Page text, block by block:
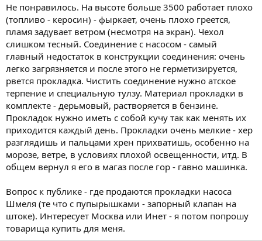
Не понравилось. На высоте больше 3500 работает плохо
(топливо - керосин) - фыркает, очень плохо греется,
пламя задувает ветром (несмотря на экран). Чехол
слишком тесный. Соединение с насосом - самый
главный недостаток в конструкции соединения: очень
легко загрязняется и после этого не герметизируется,
рвется прокладка. Чистить соединение нужно атское
терпение и специальную тулзу. Материал прокладки в
комплекте - дерьмовый, растворяется в бензине.
Прокладок нужно иметь с собой кучу так как менять их
приходится каждый день. Прокладки очень мелкие - хер
разглядишь и пальцами хрен прихватишь, особенно на
морозе, ветре, в условиях плохой освещенности, итд. В
общем вернул я его в магаз после гор - гавно машинка.
Вопрос к публике - где продаются прокладки насоса
Шмеля (те что с пупырышками - запорный клапан на
штоке). Интересует Москва или Инет - я потом попрошу
товарища купить для меня.